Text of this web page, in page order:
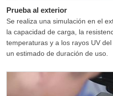
Prueba al exterior
Se realiza una simulación en el
la capacidad de carga, la
temperaturas y a los rayos UV
un estimado de duración de uso.